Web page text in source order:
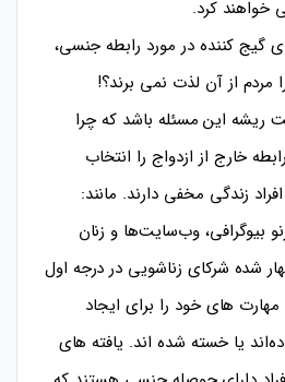
خواهند کرد.
گیج کننده در مورد رابطه جنسی،
مردم از آن لذت نمی برند؟!
این مسئله باشد که چرا
خارج از ازدواج را انتخاب
زندگی مخفی دارند. مانند:
بیوگرافی، وب‌سایت‌ها و زنان
شده شرکای زناشویی در درجه اول
های خود را برای ایجاد
یا خسته شده اند‌. یافته های